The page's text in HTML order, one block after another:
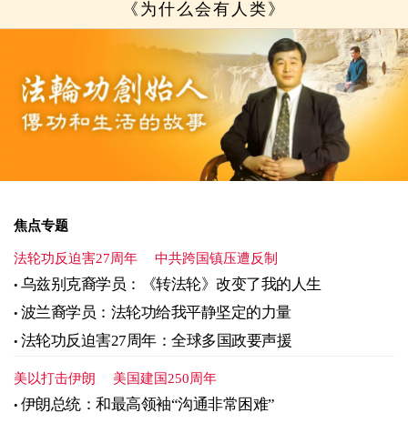
《为什么会有人类》
焦点专题
法轮功反迫害27周年 中共跨国镇压遭反制
乌兹别克裔学员：《转法轮》改变了我的人生
波兰裔学员：法轮功给我平静坚定的力量
法轮功反迫害27周年：全球多国政要声援
美以打击伊朗 美国建国250周年
伊朗总统：和最高领袖“沟通非常困难”